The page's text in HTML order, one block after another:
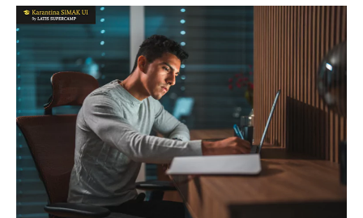
Bimbel
SIMAK
UI
Online
Terpercaya,
Solusi
Hadapi
Persaingan
Masuk
UI